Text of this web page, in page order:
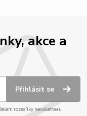
akce a
Přihlásit se
rozesílky newsletteru.